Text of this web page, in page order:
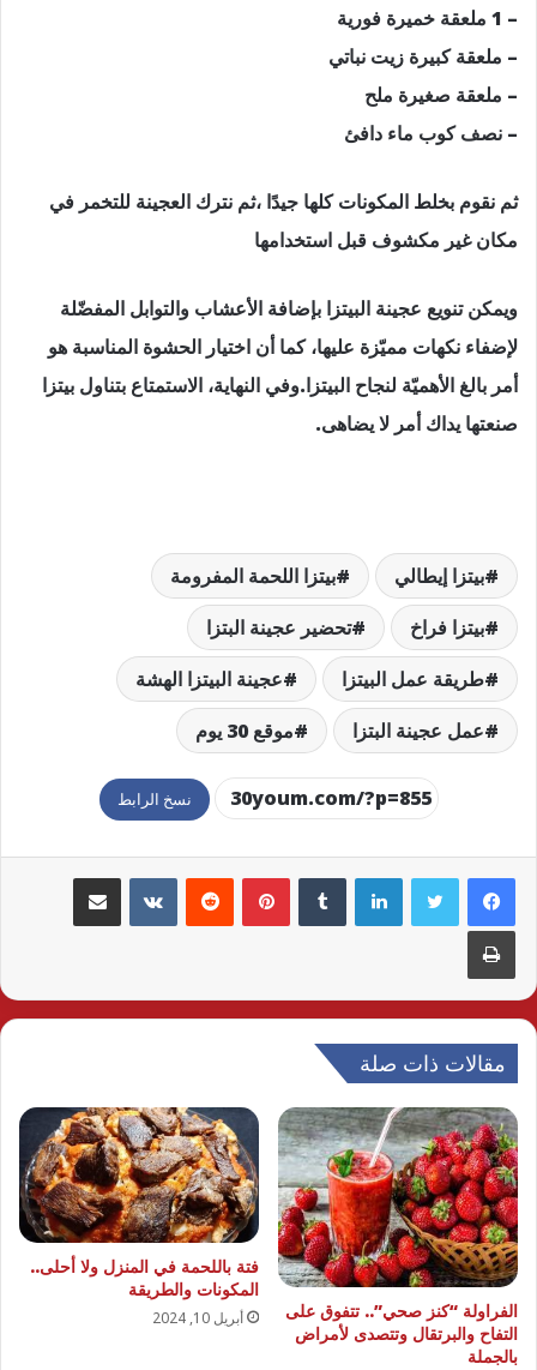
– 1 ملعقة خميرة فورية
– ملعقة كبيرة زيت نباتي
– ملعقة صغيرة ملح
– نصف كوب ماء دافئ
ثم نقوم بخلط المكونات كلها جيدًا ،ثم نترك العجينة للتخمر في
مكان غير مكشوف قبل استخدامها
ويمكن تنويع عجينة البيتزا بإضافة الأعشاب والتوابل المفضّلة
لإضفاء نكهات مميّزة عليها، كما أن اختيار الحشوة المناسبة هو
أمر بالغ الأهميّة لنجاح البيتزا.وفي النهاية، الاستمتاع بتناول بيتزا
صنعتها يداك أمر لا يضاهى.
بيتزا إيطالي
بيتزا اللحمة المفرومة
بيتزا فراخ
تحضير عجينة البتزا
طريقة عمل البيتزا
عجينة البيتزا الهشة
عمل عجينة البتزا
موقع 30 يوم
نسخ الرابط
لينكدإن بينتيريست مشاركة عبر البريد
طباعة
مقالات ذات صلة
الفراولة “كنز صحي”.. تتفوق على
التفاح والبرتقال وتتصدى لأمراض
بالجملة
فتة باللحمة في المنزل ولا أحلى..
المكونات والطريقة
أبريل 10, 2024